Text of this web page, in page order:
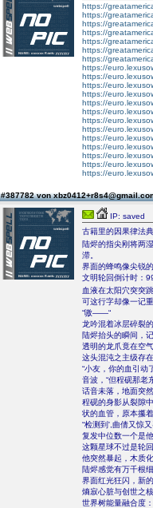
https://
https://
https://
https://
https://
https://
https://
https://
https://
https://
https://
https://
https://
https://
https://
https://
https://
https://
https://
https://
#387782 von
IP: saved
古籍里的因果律法典
陆烬的指尖刚将两
滞。
界面的蜂鸣像尖锐
文明轮回倒计时：
血液在太阳穴突突
可这行字却像一记
“嗷――“
龙吟混着冰层碎裂
陆烬抬头的瞬间，
透明的龙爪竟在空
这头混沌之主级存
“小友，你的血引动
音波，“但程砚那
话音未落，地面突
程砚的身影从裂隙
状的血管，原本攥
“检测到',曲倩又惊
复发中位数一个是
这颗星球不过是轮
他突然暴起，木质
陆烬感觉有万千根
界面红光狂闪，新
熵寂心脏与创世之
世界树能量融合度